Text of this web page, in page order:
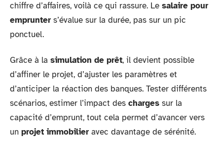
chiffre d’affaires, voilà ce qui rassure. Le salaire pour
emprunter s’évalue sur la durée, pas sur un pic
ponctuel.
Grâce à la simulation de prêt, il devient possible
d’affiner le projet, d’ajuster les paramètres et
d’anticiper la réaction des banques. Tester différents
scénarios, estimer l’impact des charges sur la
capacité d’emprunt, tout cela permet d’avancer vers
un projet immobilier avec davantage de sérénité.